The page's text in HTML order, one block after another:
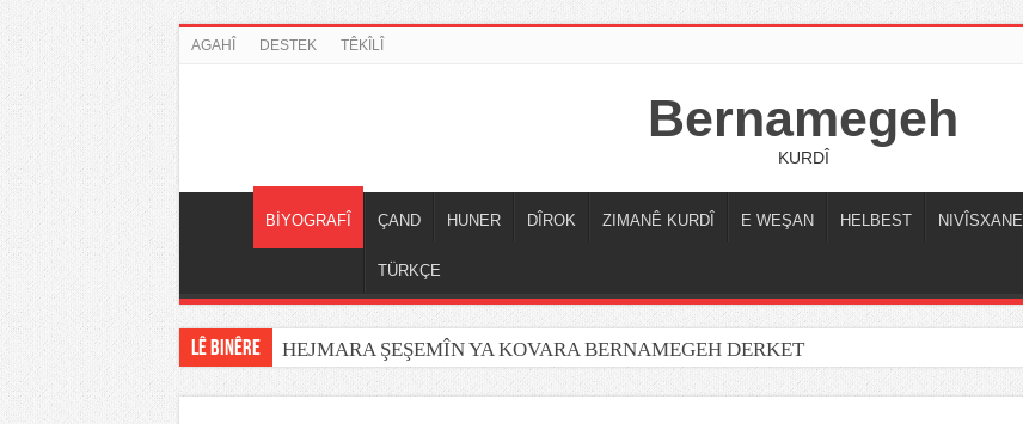
AGAHÎ DESTEK TÊKÎLÎ
Bernamegeh
KURDÎ
BİYOGRAFÎ ÇAND HUNER DÎROK ZIMANÊ KURDÎ E WEŞAN HELBEST NIVÎSXANE
TÜRKÇE
LÊ BINÊRE HEJMARA ŞEŞEMÎN YA KOVARA BERNAMEGEH DERKET